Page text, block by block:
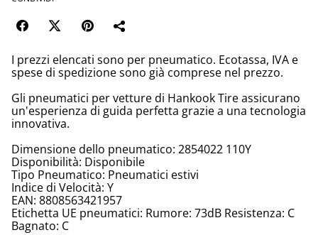
I prezzi elencati sono per pneumatico. Ecotassa, IVA e
spese di spedizione sono già comprese nel prezzo.
Gli pneumatici per vetture di Hankook Tire assicurano
un'esperienza di guida perfetta grazie a una tecnologia
innovativa.
Dimensione dello pneumatico: 2854022 110Y
Disponibilità: Disponibile
Tipo Pneumatico: Pneumatici estivi
Indice di Velocità: Y
EAN: 8808563421957
Etichetta UE pneumatici: Rumore: 73dB Resistenza: C
Bagnato: C